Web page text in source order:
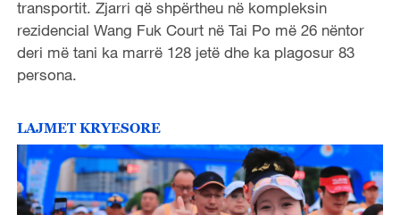
transportit. Zjarri që shpërtheu në kompleksin
rezidencial Wang Fuk Court në Tai Po më 26 nëntor
deri më tani ka marrë 128 jetë dhe ka plagosur 83
persona.
LAJMET KRYESORE